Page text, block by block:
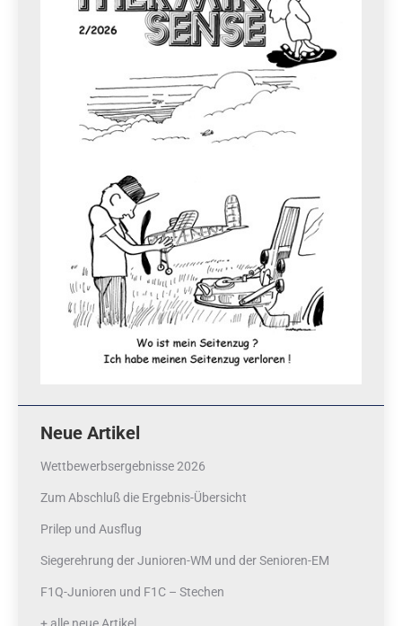
Neue Artikel
Wettbewerbsergebnisse 2026
Zum Abschluß die Ergebnis-Übersicht
Prilep und Ausflug
Siegerehrung der Junioren-WM und der Senioren-EM
F1Q-Junioren und F1C – Stechen